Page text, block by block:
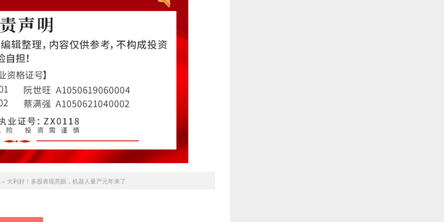
» 大利好！多股表现亮眼，机器人量产元年来了